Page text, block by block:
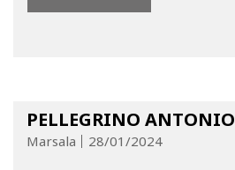
PELLEGRINO ANTONIO
Marsala 28/01/2024